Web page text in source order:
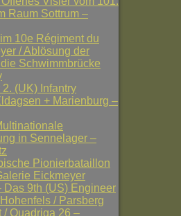
Raum Sottrum –
10e Régiment du
/ Ablösung der
Schwimmbrücke
(UK) Infantry
+ Marienburg –
in Sennelager –
Pionierbataillon
Eickmeyer
Das 9th (US) Engineer
/ Parsberg
/ Quadriga 26 –